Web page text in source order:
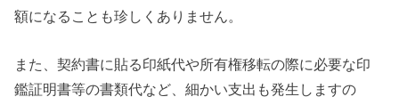
額になることも珍しくありません。
また、契約書に貼る印紙代や所有権移転の際に必要な印
鑑証明書等の書類代など、細かい支出も発生しますの